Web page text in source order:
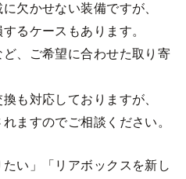
欠かせない装備ですが、
るケースもあります。
、ご希望に合わせた取り寄
も対応しておりますが、
ますのでご相談ください。
たい」「リアボックスを新し